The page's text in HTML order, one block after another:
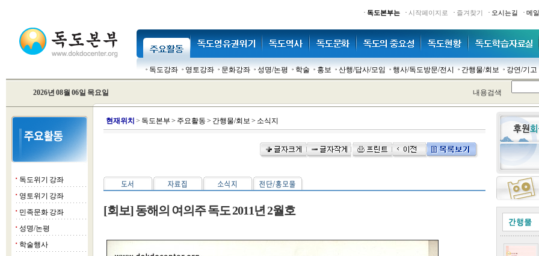
· 독도본부는 · 시작페이지로 · 즐겨찾기 · 오시는길 · 메
독도강좌 영토강좌 문화강좌 성명/논평 학술 홍보 산행/답사/모임 행사/독도방문/전시 간행물/회보 강연/기고
2026년 08월 06일 목요일 내용검색
■ 독도위기 강좌
■ 영토위기 강좌
■ 민족문화 강좌
■ 성명/논평
■ 학술행사
현재위치 > 독도본부 > 주요활동 > 간행물/회보 > 소식지
[회보] 동해의 여의주 독도 2011년 2월호